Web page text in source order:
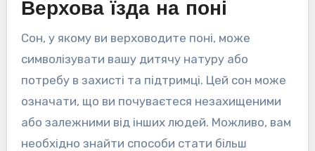
Верхова їзда на поні
Сон, у якому ви верховодите поні, може
символізувати вашу дитячу натуру або
потребу в захисті та підтримці. Цей сон може
означати, що ви почуваєтеся незахищеними
або залежними від інших людей. Можливо, вам
необхідно знайти способи стати більш